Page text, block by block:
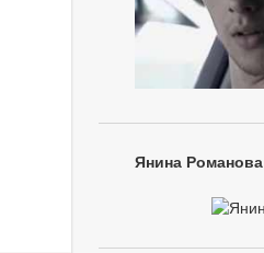
Янина Романова